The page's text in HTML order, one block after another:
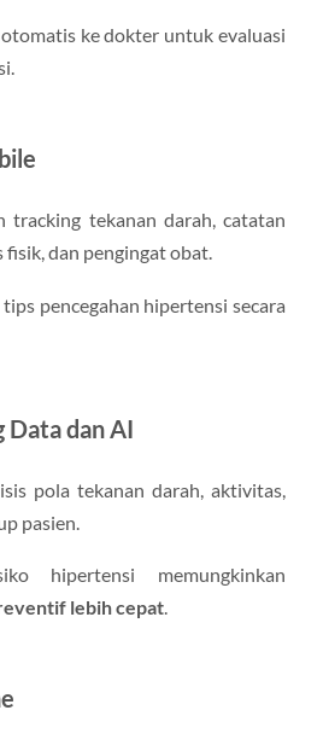
ke dokter untuk evaluasi
tracking tekanan darah, catatan
dan pengingat obat.
pencegahan hipertensi secara
Data dan AI
pola tekanan darah, aktivitas,
pasien.
hipertensi memungkinkan
lebih cepat.